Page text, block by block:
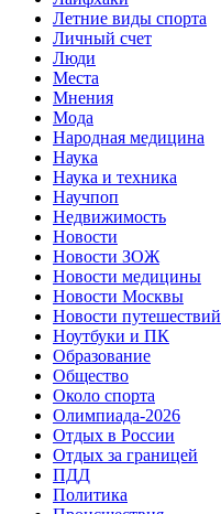
Летние виды спорта
Личный счет
Люди
Места
Мнения
Мода
Народная медицина
Наука
Наука и техника
Научпоп
Недвижимость
Новости
Новости ЗОЖ
Новости медицины
Новости Москвы
Новости путешествий
Ноутбуки и ПК
Образование
Общество
Около спорта
Олимпиада-2026
Отдых в России
Отдых за границей
ПДД
Политика